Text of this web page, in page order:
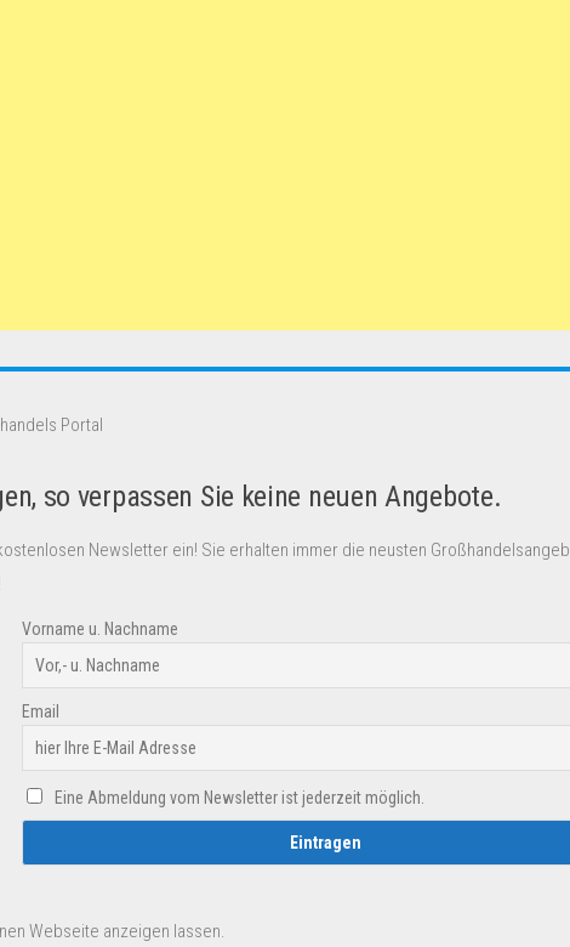
Portal
so verpassen Sie keine neuen Angebote.
Newsletter ein! Sie erhalten immer die neusten
Vorname u. Nachname
Email
Eine Abmeldung vom Newsletter ist jederzeit möglich.
Webseite anzeigen lassen.